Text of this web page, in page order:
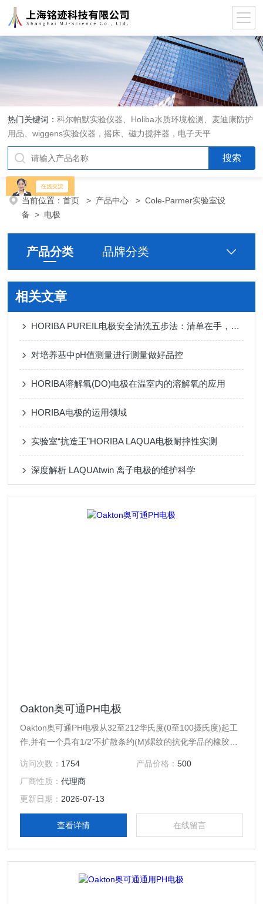
热门关键词：科尔帕默实验仪器、Holiba水质环境检测、麦迪康防护
用品、wiggens实验仪器，摇床、磁力搅拌器，电子天平
当前位置：首页 > 产品中心 >Cole-Parmer实验室设
备 > 电极
产品分类 品牌分类
相关文章
HORIBA PUREIL电极安全清洗五步法：清单在手，操作无忧
对培养基中pH值测量进行测量做好品控
HORIBA溶解氧(DO)电极在温室内的溶解氧的应用
HORIBA电极的运用领域
实验室“抗造王”HORIBA LAQUA电极耐摔性实测
深度解析 LAQUAtwin 离子电极的维护科学
Oakton奥可通PH电极
Oakton奥可通PH电极从32至212华氏度(0至100摄氏度)起工
作,并有一个具有1/2'不扩散条约(M)螺纹的抗化学品的橡胶外
100磅。测量PH值从0到13.
访问次数： 1754 产品价格： 500
厂商性质：代理商
更新日期： 2026-07-13
查看详情 在线留言